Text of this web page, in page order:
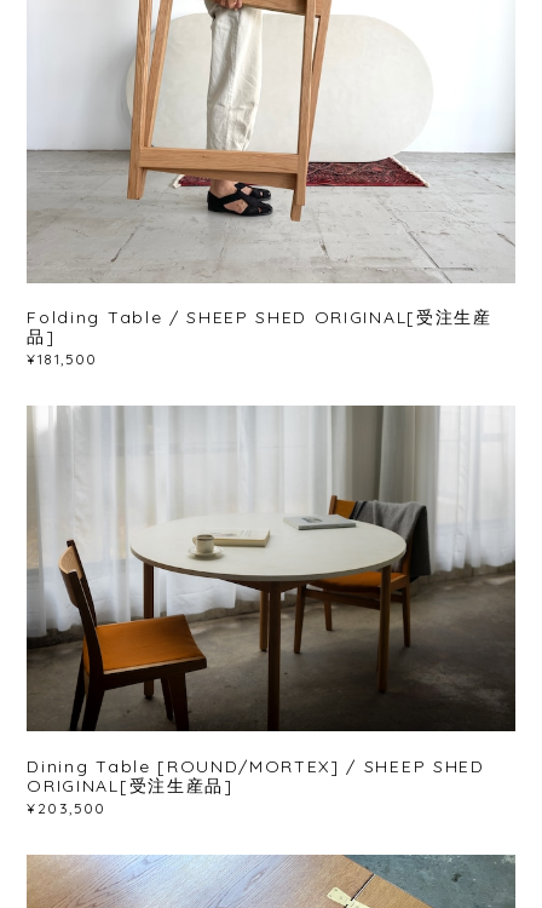
Folding Table / SHEEP SHED ORIGINAL[受注生産
品]
¥181,500
Dining Table [ROUND/MORTEX] / SHEEP SHED
ORIGINAL[受注生産品]
¥203,500